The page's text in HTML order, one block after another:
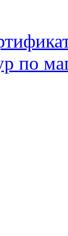
по